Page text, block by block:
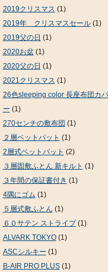
2019クリスマス (1)
2019年 クリスマスセール(1)
2019父の日 (1)
2020お盆(1)
2020父の日 (1)
2021クリスマス (1)
26色sleeping color 長座布団カバ
ー (1)
270センチの敷布団 (1)
２層ベットパット (1)
2層式ベットパット (2)
３層固敷ふとん 新キルト (1)
３年間の保証書付き (1)
4隅にゴム (1)
５層式敷ふとん (1)
６０サテン ストライプ(1)
ALVARK TOKYO(1)
ASCシルキー (1)
B-AIR PRO PLUS(1)